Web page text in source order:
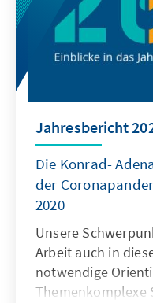
Jahresbericht
Die Konrad-
der
2020
Unsere
Arbeit auch in
notwendige
Themenkomplexe